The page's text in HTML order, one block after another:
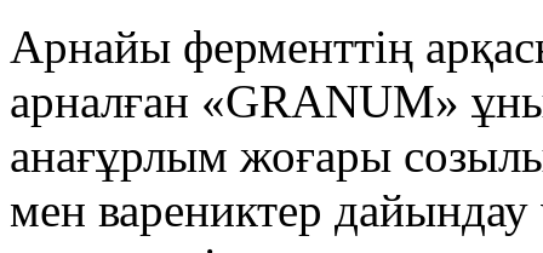
Арнайы ферменттің
арналған «GRANUM»
анағұрлым жоғары
мен варениктер